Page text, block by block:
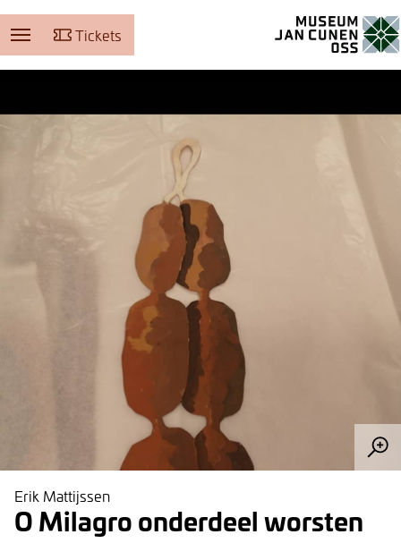
Tickets
Erik Mattijssen
O Milagro onderdeel worsten